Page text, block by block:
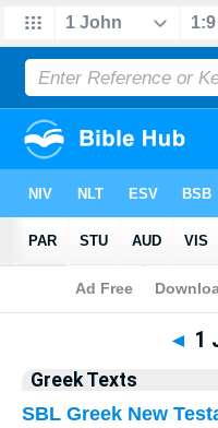
Bible >
◄ 1
Greek Texts
SBL Greek New